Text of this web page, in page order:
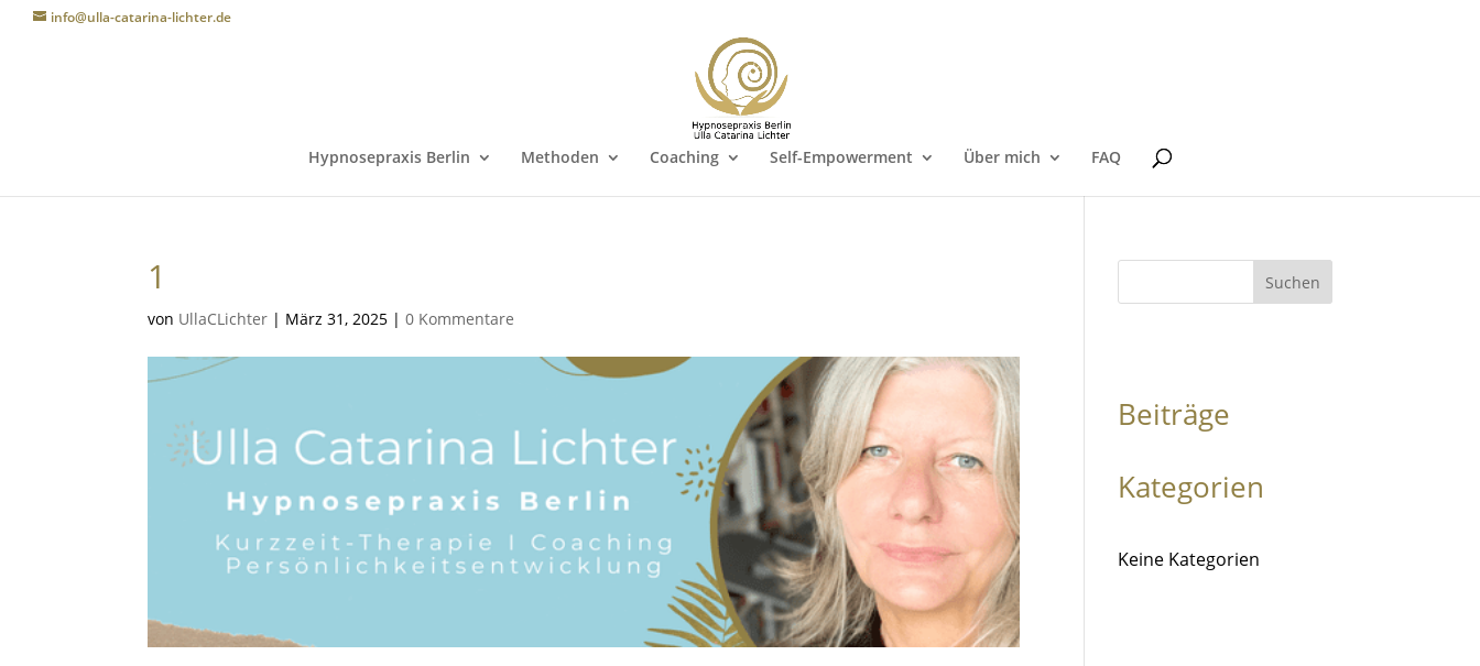
info@ulla-catarina-lichter.de
Hypnosepraxis Berlin Methoden Coaching Self-Empowerment Über mich FAQ
1
von UllaCLichter | März 31, 2025 |0 Kommentare
Suchen
Beiträge
Kategorien
Keine Kategorien